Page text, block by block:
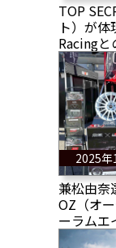
TOP
ト）が
Racingと
2025年
兼松由奈
OZ（オ
ーラムエ
2025」に